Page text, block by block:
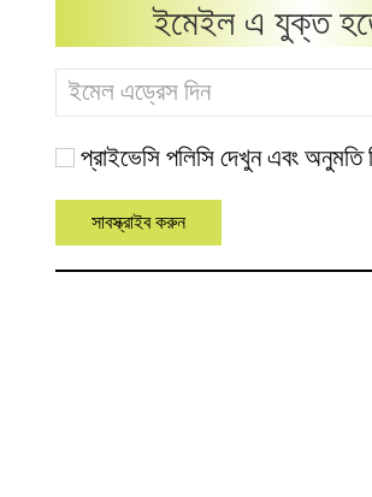
ইমেইল এ যুক্ত
প্রাইভেসি পলিসি দেখুন এবং অনুমতি